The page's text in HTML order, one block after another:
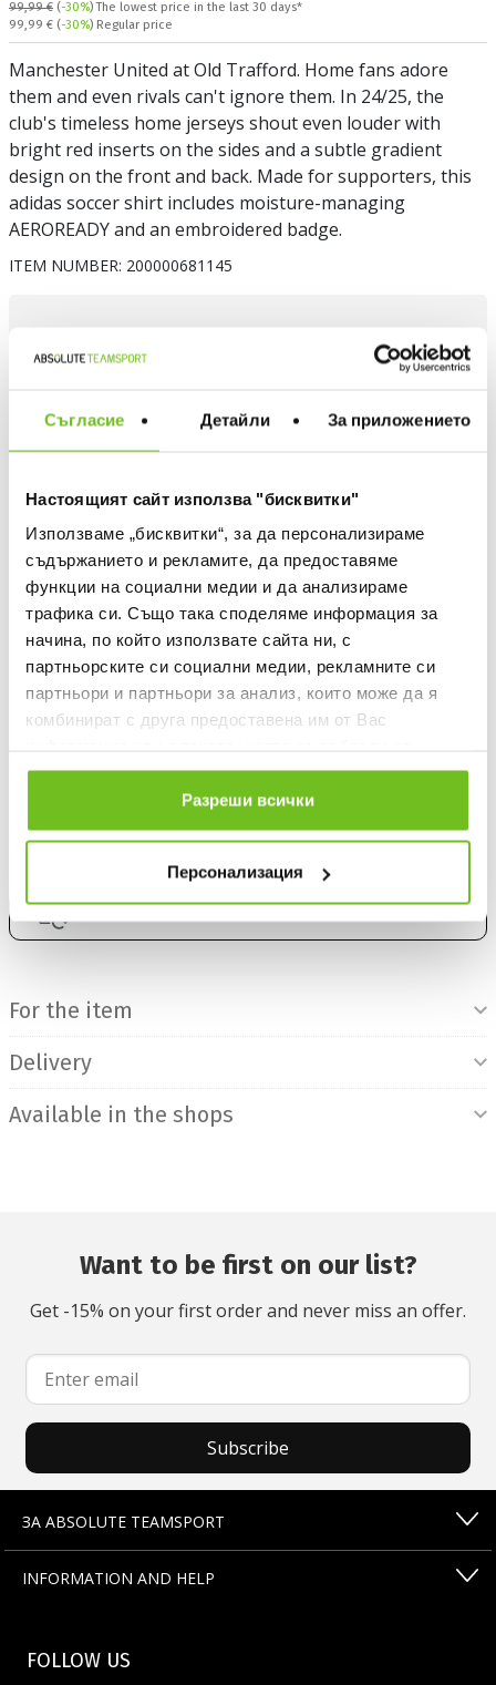
Съгласие Детайли За приложението
Настоящият сайт използва "бисквитки"
Използваме „бисквитки“, за да персонализираме
съдържанието и рекламите, да предоставяме
функции на социални медии и да анализираме
трафика си. Също така споделяме информация за
начина, по който използвате сайта ни, с
партньорските си социални медии, рекламните си
партньори и партньори за анализ, които може да я
комбинират с друга предоставена им от Вас
ползването от Ваша страна на услугите им.
Разреши всички
Персонализация
99,99 € (-30%)The lowest price in the last 30 days*
Regular price:
99,99 € (-30%) Regular price
Manchester United at Old Trafford. Home fans adore
them and even rivals can't ignore them. In 24/25, the
club's timeless home jerseys shout even louder with
bright red inserts on the sides and a subtle gradient
design on the front and back. Made for supporters, this
adidas soccer shirt includes moisture-managing
AEROREADY and an embroidered badge.
ITEM NUMBER: 200000681145
Choose a color
Choose size ADIDAS APPAREL - WHICH IS MY SIZE
S
Quantity
ADD TO FAVOURITES
БЕЗПЛАТНА ДОСТАВКА НАД 50 €.
For the item
Delivery
Available in the shops
Want to be first on our list?
Get -15% on your first order and never miss an offer.
Subscribe
ЗА ABSOLUTE TEAMSPORT
INFORMATION AND HELP
FOLLOW US